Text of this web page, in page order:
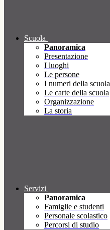
Scuola
Panoramica
Presentazione
I luoghi
Le persone
I numeri della scuola
Le carte della scuola
Organizzazione
La storia
Servizi
Panoramica
Famiglie e studenti
Personale scolastico
Percorsi di studio